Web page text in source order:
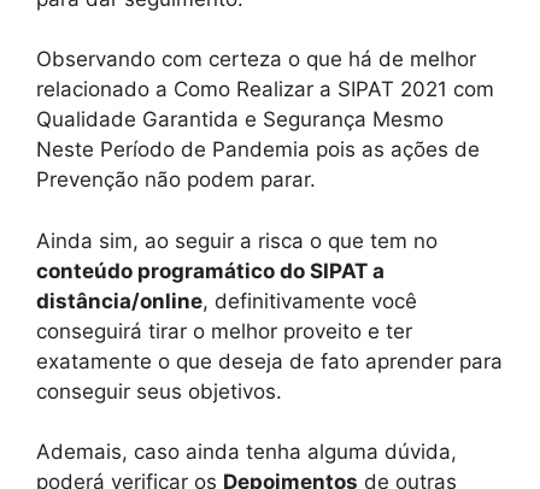
Observando com certeza o que há de melhor
relacionado a Como Realizar a SIPAT 2021 com
Qualidade Garantida e Segurança Mesmo
Neste Período de Pandemia pois as ações de
Prevenção não podem parar.
Ainda sim, ao seguir a risca o que tem no
conteúdo programático do SIPAT a
distância/online, definitivamente você
conseguirá tirar o melhor proveito e ter
exatamente o que deseja de fato aprender para
conseguir seus objetivos.
Ademais, caso ainda tenha alguma dúvida,
poderá verificar os Depoimentos de outras